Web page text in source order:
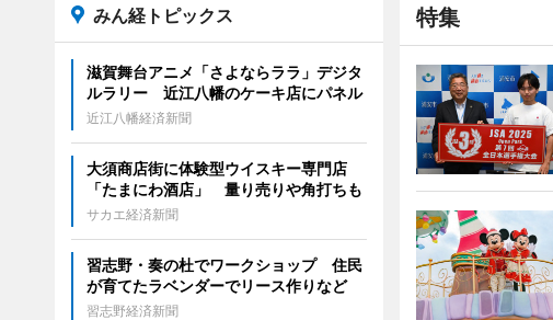
特集
みん経トピックス
滋賀舞台アニメ「さよならララ」デジタ
ルラリー 近江八幡のケーキ店にパネル
近江八幡経済新聞
大須商店街に体験型ウイスキー専門店
「たまにわ酒店」 量り売りや角打ちも
サカエ経済新聞
習志野・奏の杜でワークショップ 住民
が育てたラベンダーでリース作りなど
習志野経済新聞